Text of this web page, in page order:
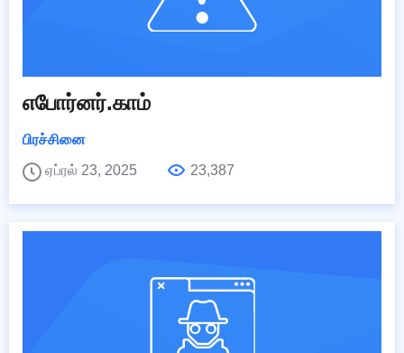
எபோர்னர்.காம்
பிரச்சினை
ஏப்ரல் 23, 2025
23,387